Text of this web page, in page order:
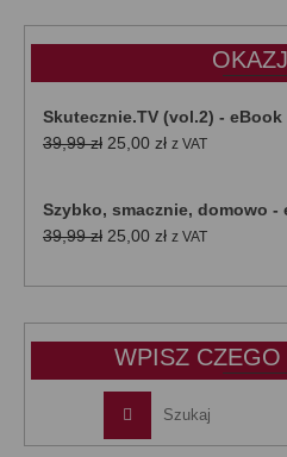
Skutecznie.TV (vol.2) - eBook
39,99zł Pierwotna
39,99 zł.
25,00 złAktualna
25,00 zł.
z VAT
Szybko, smacznie, domowo -
39,99zł Pierwotna
wynosiła:
25,00 złAktualna
wynosi:
z VAT
WPISZ CZEGO